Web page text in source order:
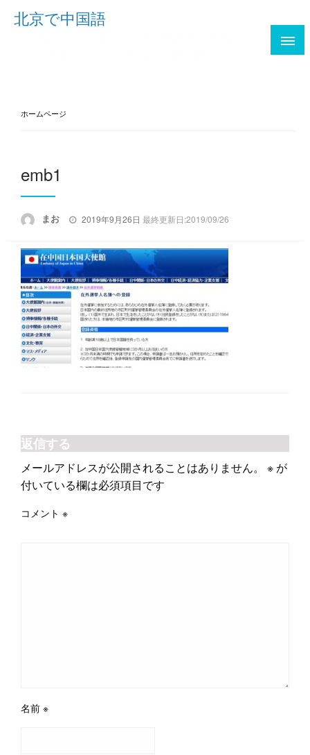
Skip北京で中国語
ホームページ
emb1
まお
投
2019年9月26日 最終更新日:2019/09/26
返信する
メールアドレスが公開されることはありません。 ※ が
付いている欄は必須項目です
コメント ※
名前 ※